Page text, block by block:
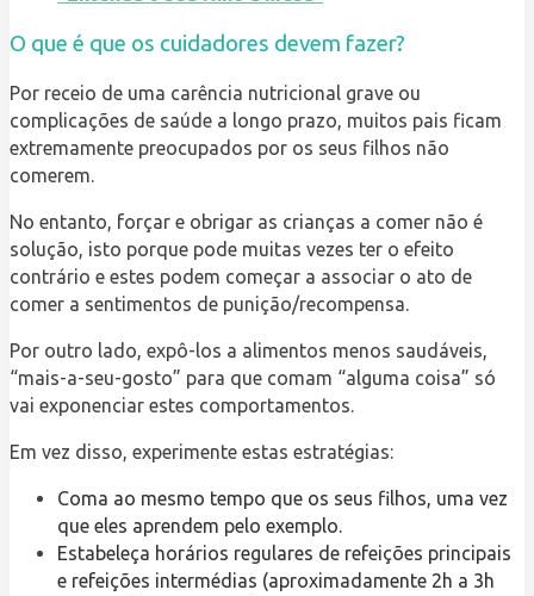
O que é que os cuidadores devem fazer?
Por receio de uma carência nutricional grave ou
complicações de saúde a longo prazo, muitos pais ficam
extremamente preocupados por os seus filhos não
comerem.
No entanto, forçar e obrigar as crianças a comer não é
solução, isto porque pode muitas vezes ter o efeito
contrário e estes podem começar a associar o ato de
comer a sentimentos de punição/recompensa.
Por outro lado, expô-los a alimentos menos saudáveis,
“mais-a-seu-gosto” para que comam “alguma coisa” só
vai exponenciar estes comportamentos.
Em vez disso, experimente estas estratégias:
Coma ao mesmo tempo que os seus filhos, uma vez
que eles aprendem pelo exemplo.
Estabeleça horários regulares de refeições principais
e refeições intermédias (aproximadamente 2h a 3h